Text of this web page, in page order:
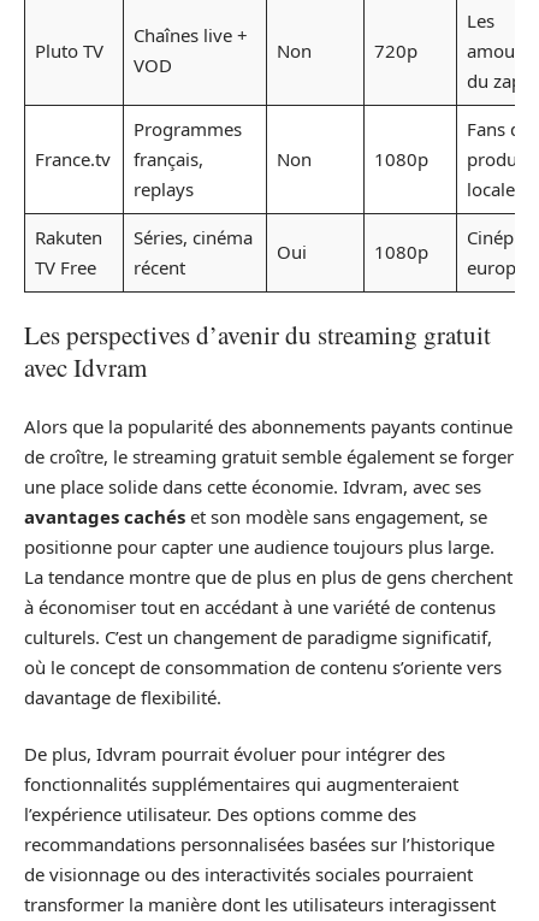
Pluto TV
Chaînes live +
VOD
Non 720p
Les
du
France.tv
Programmes
français,
replays
Non 1080p
Fans de
locales
Rakuten
TV Free
Séries, cinéma
récent
Oui 1080p
Les perspectives d’avenir du streaming gratuit
avec Idvram
Alors que la popularité des abonnements payants continue
de croître, le streaming gratuit semble également se forger
une place solide dans cette économie. Idvram, avec ses
avantages cachés et son modèle sans engagement, se
positionne pour capter une audience toujours plus large.
La tendance montre que de plus en plus de gens cherchent
à économiser tout en accédant à une variété de contenus
culturels. C’est un changement de paradigme significatif,
où le concept de consommation de contenu s’oriente vers
davantage de flexibilité.
De plus, Idvram pourrait évoluer pour intégrer des
fonctionnalités supplémentaires qui augmenteraient
l’expérience utilisateur. Des options comme des
recommandations personnalisées basées sur l’historique
de visionnage ou des interactivités sociales pourraient
transformer la manière dont les utilisateurs interagissent